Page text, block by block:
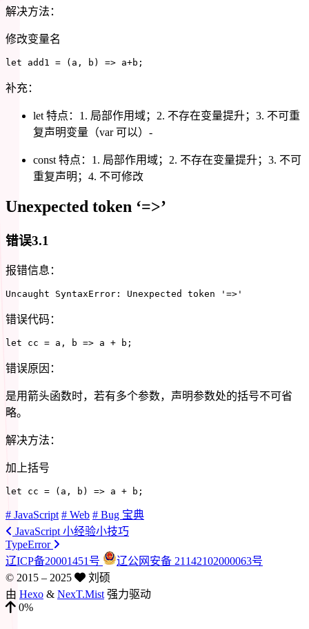
解决方法：
修改变量名
let add1 = ( a , b ) => a+b ;
补充：
let 特点：1. 局部作用域；2. 不存在变量提升；3. 不可重
复声明变量（var 可以）-
const 特点：1. 局部作用域；2. 不存在变量提升；3. 不可
重复声明；4. 不可修改
Unexpected token ‘=>’
错误3.1
报错信息：
Uncaught SyntaxError : Unexpected token '=>'
错误代码：
let cc = a , b => a + b ;
错误原因：
是用箭头函数时，若有多个参数，声明参数处的括号不可省
略。
解决方法：
加上括号
let cc = ( a , b ) => a + b ;
# JavaScript # Web # Bug 宝典
JavaScript 小经验小技巧
TypeError
辽ICP备20001451号
辽公网安备 21142102000063号
© 2015 – 2025
刘硕
由 Hexo & NexT.Mist强力驱动
0%